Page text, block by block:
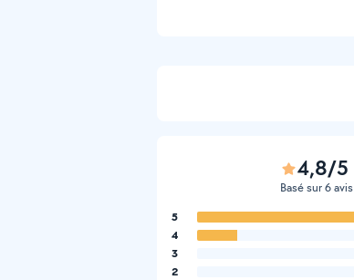
4,8/5
Basé sur 6 avis
5
4
3
2